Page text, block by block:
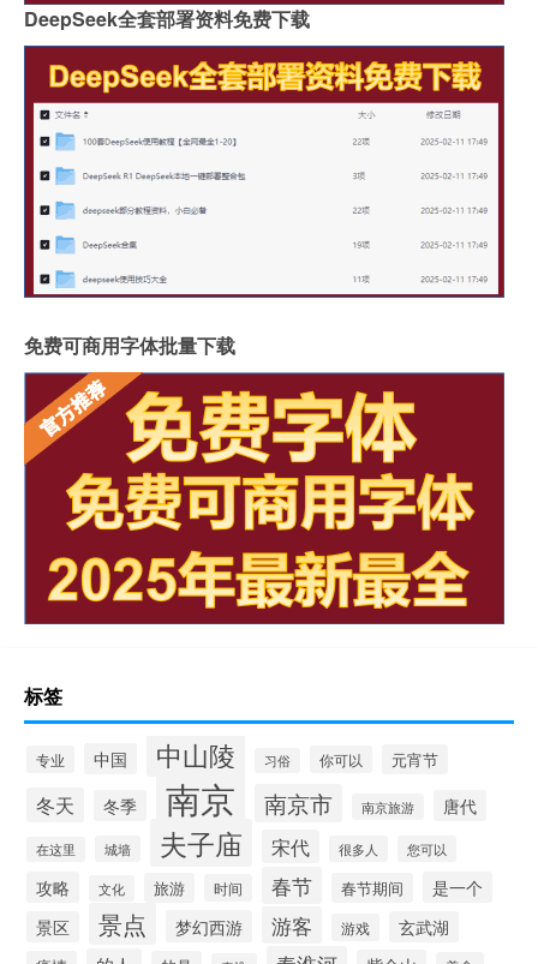
DeepSeek全套部署资料免费下载
免费可商用字体批量下载
标签
专业 中国 中山陵 习俗 你可以 元宵节
冬天 冬季 南京 南京市 南京旅游 唐代
在这里 城墙 夫子庙 宋代 很多人 您可以
攻略 文化 旅游 时间 春节 春节期间
是一个
景区
景点 梦幻西游 游客 游戏 玄武湖